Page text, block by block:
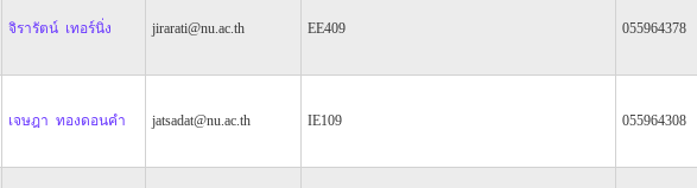
จิรารัตน์ เทอร์นิ่ง jirarati@nu.ac.th EE409 055964378
เจษฎา ทองดอนคำ jatsadat@nu.ac.th IE109 055964308